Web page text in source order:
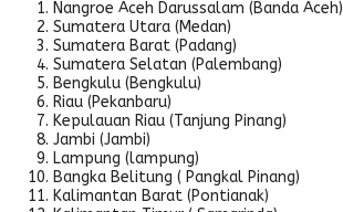
Nangroe Aceh Darussalam (Banda Aceh)
Sumatera Utara (Medan)
Sumatera Barat (Padang)
Sumatera Selatan (Palembang)
Bengkulu (Bengkulu)
Riau (Pekanbaru)
Kepulauan Riau (Tanjung Pinang)
Jambi (Jambi)
Lampung (lampung)
Bangka Belitung ( Pangkal Pinang)
Kalimantan Barat (Pontianak)